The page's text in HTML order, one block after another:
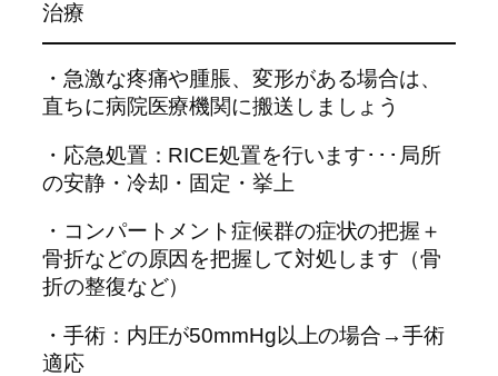
治療
・急激な疼痛や腫脹、変形がある場合は、
直ちに病院医療機関に搬送しましょう
・応急処置：RICE処置を行います･･･局所
の安静・冷却・固定・挙上
・コンパートメント症候群の症状の把握＋
骨折などの原因を把握して対処します（骨
折の整復など）
・手術：内圧が50mmHg以上の場合→手術
適応